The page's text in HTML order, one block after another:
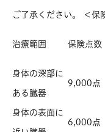
ご了承ください。 ＜保
治療範囲 保険点数
身体の深部に
ある臓器
9,000点
身体の表面に
6,000点